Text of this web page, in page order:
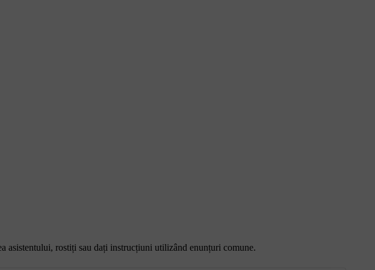
asistentului, rostiți sau dați instrucțiuni utilizând enunțuri comune.